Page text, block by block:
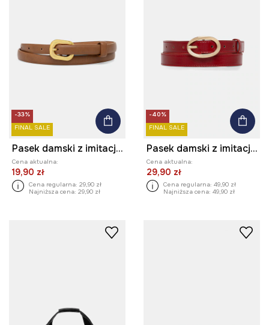
-33%
FINAL SALE
Pasek damski z imitacji skóry
Cena aktualna:
19,90 zł
Cena regularna: 29,90 zł
Najniższa cena: 29,90 zł
-40%
FINAL SALE
Pasek damski z imitacji skóry
Cena aktualna:
29,90 zł
Cena regularna: 49,90 zł
Najniższa cena: 49,90 zł